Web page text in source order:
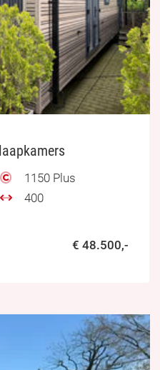
1150 Plus
400
€ 48.500,-